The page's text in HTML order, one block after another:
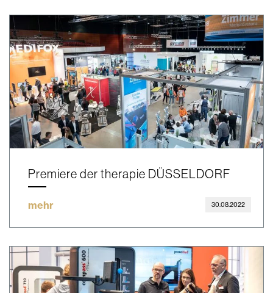
Premiere der therapie DÜSSELDORF
mehr 30.08.2022